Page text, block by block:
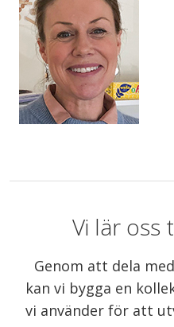
Vi lär oss
Genom att dela
kan vi bygga en
vi använder för att